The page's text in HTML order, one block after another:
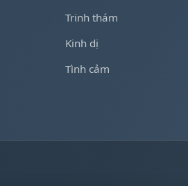
Trinh thám
Kinh dị
Tình cảm